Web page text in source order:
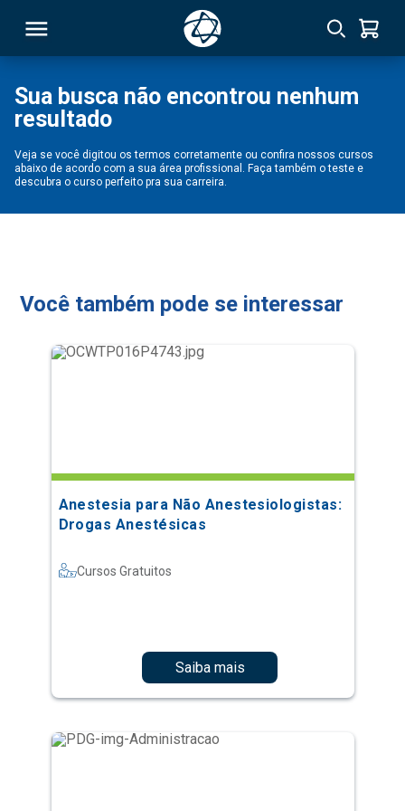
Sua busca não encontrou nenhum
resultado
Veja se você digitou os termos corretamente ou confira nossos cursos
abaixo de acordo com a sua área profissional. Faça também o teste e
descubra o curso perfeito pra sua carreira.
Você também pode se interessar
Anestesia para Não Anestesiologistas:
Drogas Anestésicas
Cursos Gratuitos
Saiba mais